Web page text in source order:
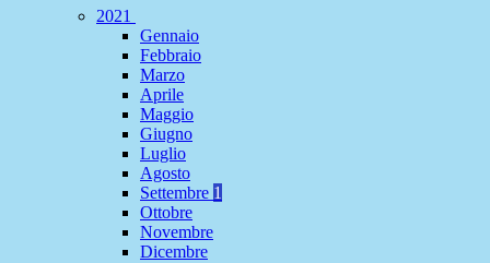
2021
Gennaio
Febbraio
Marzo
Aprile
Maggio
Giugno
Luglio
Agosto
Settembre 1
Ottobre
Novembre
Dicembre